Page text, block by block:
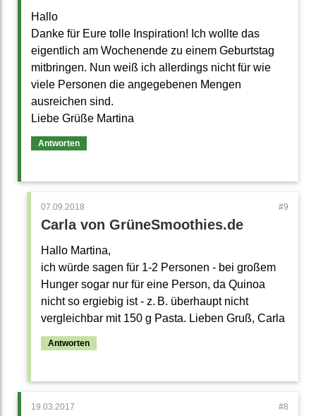
Hallo
Danke für Eure tolle Inspiration! Ich wollte das
eigentlich am Wochenende zu einem Geburtstag
mitbringen. Nun weiß ich allerdings nicht für wie
viele Personen die angegebenen Mengen
ausreichen sind.
Liebe Grüße Martina
Antworten
07.09.2018
Carla von GrüneSmoothies.de
Hallo Martina,
ich würde sagen für 1-2 Personen - bei großem
Hunger sogar nur für eine Person, da Quinoa
nicht so ergiebig ist - z. B. überhaupt nicht
vergleichbar mit 150 g Pasta. Lieben Gruß, Carla
Antworten
19.03.2017